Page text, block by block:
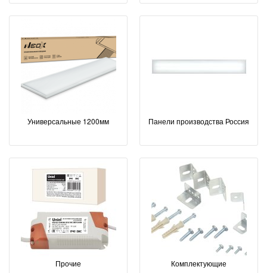
Универсальные 1200мм Панели производства Россия
Прочие Комплектующие